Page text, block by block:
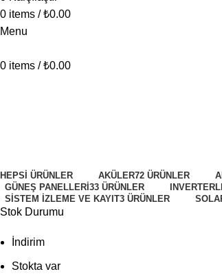
0 items / ₺0.00
Menu
0 items / ₺0.00
HEPSI ÜRÜNLER AKÜLER72 ÜRÜNLER
GÜNEŞ PANELLERI 33 ÜRÜNLER
SISTEM İZLEME VE KAYIT3 ÜRÜNLER
Stok Durumu
İndirim
Stokta var